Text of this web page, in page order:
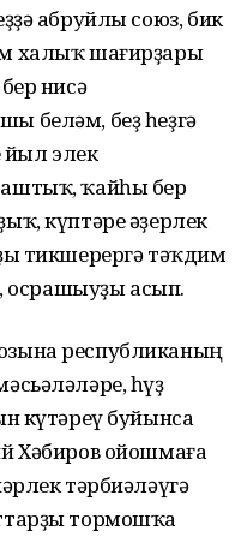
абруйлы союз, бик
халыҡ шағирҙары
нисә
беләм, беҙ һеҙгә
йыл элек
ҡайһы бер
күптәре әҙерлек
тикшерергә тәҡдим
осрашыуҙы асып.
республиканың
һүҙ
күтәреү буйынса
Хәбиров ойошмаға
тәрбиәләүгә
тормошҡа